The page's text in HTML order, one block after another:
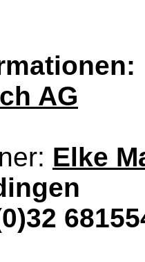
AG
Elke